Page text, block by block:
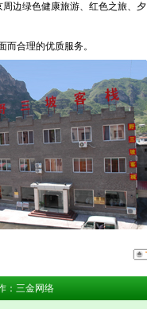
边绿色健康旅游、红色之旅、夕
合理的优质服务。
： 三金网络